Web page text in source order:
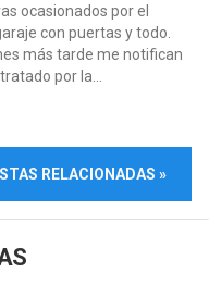
ocasionados por el
con puertas y todo.
más tarde me notifican
por la...
RELACIONADAS »